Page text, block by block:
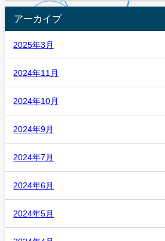
アーカイブ
2025年3月
2024年11月
2024年10月
2024年9月
2024年7月
2024年6月
2024年5月